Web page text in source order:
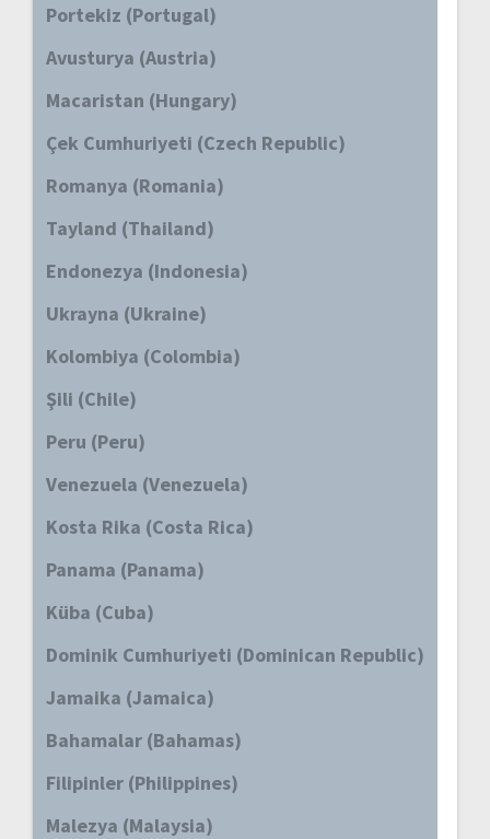
Portekiz (Portugal)
Avusturya (Austria)
Macaristan (Hungary)
Çek Cumhuriyeti (Czech Republic)
Romanya (Romania)
Tayland (Thailand)
Endonezya (Indonesia)
Ukrayna (Ukraine)
Kolombiya (Colombia)
Şili (Chile)
Peru (Peru)
Venezuela (Venezuela)
Kosta Rika (Costa Rica)
Panama (Panama)
Küba (Cuba)
Dominik Cumhuriyeti (Dominican Republic)
Jamaika (Jamaica)
Bahamalar (Bahamas)
Filipinler (Philippines)
Malezya (Malaysia)